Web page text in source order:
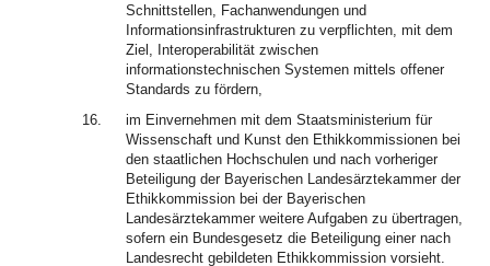
Schnittstellen, Fachanwendungen und
Informationsinfrastrukturen zu verpflichten, mit dem
Ziel, Interoperabilität zwischen
informationstechnischen Systemen mittels offener
Standards zu fördern,
16.
im Einvernehmen mit dem Staatsministerium für
Wissenschaft und Kunst den Ethikkommissionen bei
den staatlichen Hochschulen und nach vorheriger
Beteiligung der Bayerischen Landesärztekammer der
Ethikkommission bei der Bayerischen
Landesärztekammer weitere Aufgaben zu übertragen,
sofern ein Bundesgesetz die Beteiligung einer nach
Landesrecht gebildeten Ethikkommission vorsieht.